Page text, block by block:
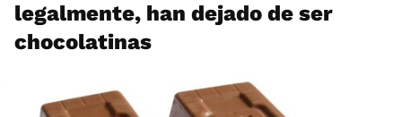
legalmente, han dejado de ser
chocolatinas